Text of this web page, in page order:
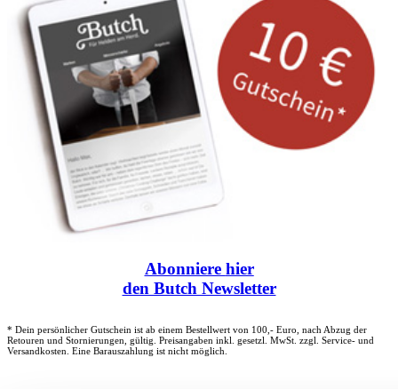
Abonniere hier
den Butch Newsletter
* Dein persönlicher Gutschein ist ab einem Bestellwert von 100,- Euro, nach Abzug der
Retouren und Stornierungen, gültig. Preisangaben inkl. gesetzl. MwSt. zzgl. Service- und
Versandkosten. Eine Barauszahlung ist nicht möglich.